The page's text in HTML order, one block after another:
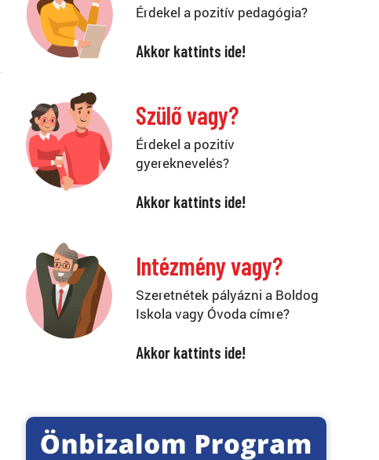
Érdekel a pozitív pedagógia?
Akkor kattints ide!
Szülő vagy?
Érdekel a pozitív
gyereknevelés?
Akkor kattints ide!
Intézmény vagy?
Szeretnétek pályázni a Boldog
Iskola vagy Óvoda címre?
Akkor kattints ide!